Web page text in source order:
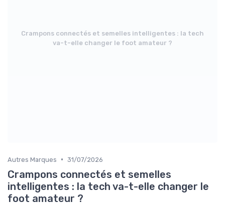
Crampons connectés et semelles intelligentes : la tech
va-t-elle changer le foot amateur ?
Autres Marques • 31/07/2026
Crampons connectés et semelles
intelligentes : la tech va-t-elle changer le
foot amateur ?